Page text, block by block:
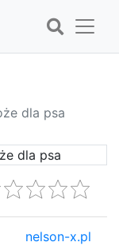
dla psa
nelson-x.pl